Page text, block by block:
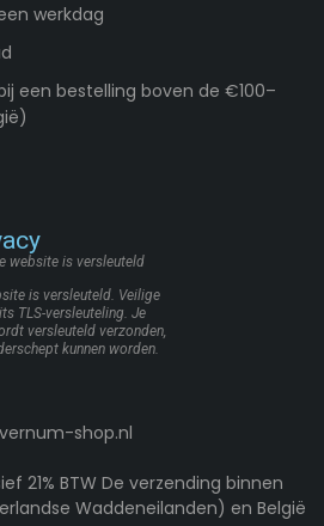
werkdag
een bestelling boven de €100–
is versleuteld. Veilige
TLS-versleuteling. Je
versleuteld verzonden,
kunnen worden.
vernum-shop.nl
21% BTW De verzending binnen
Waddeneilanden) en België